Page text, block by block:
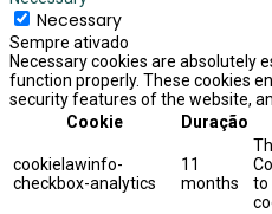
Necessary
Sempre ativado
Necessary cookies are absolutely
function properly. These cookies
security features of the website,
Cookie
Duração
cookielawinfo-
checkbox-analytics
11
months
to